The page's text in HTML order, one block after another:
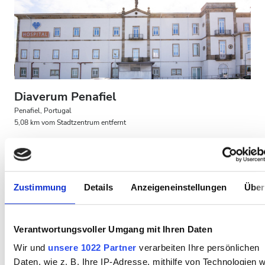
Zustimmung Details Anzeigeneinstellungen
Verantwortungsvoller Umgang mit Ihren Daten
Wir und unsere 1022 Partner verarbeiten Ihre persönlichen
Daten, wie z. B. Ihre IP-Adresse, mithilfe von Technologien
Patienten mit HIV
Patienten mit Hepatitis B
Patienten mit Hepatitis C
GHIC
Einrichtungen
Erfrischungen
Kostenloses WiFi
TV-Bildschirme
Kostenloser Transport
Diaverum Penafiel
Penafiel, Portugal
5,08 km vom Stadtzentrum entfernt
Pro Behandlung
HDF-Dialyse 160,3 €